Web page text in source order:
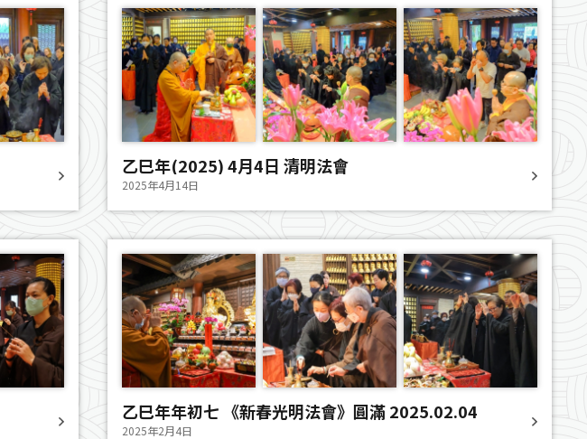
乙巳年(2025) 4月4日 清明法會
2025年4月14日
乙巳年年初七 《新春光明法會》圓滿 2025.02.04
2025年2月4日